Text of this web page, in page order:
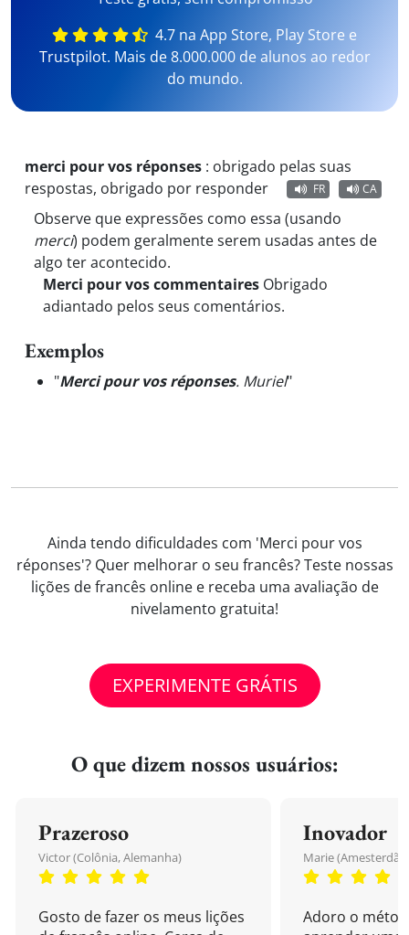
4.7 na App Store, Play Store e
Trustpilot. Mais de 8.000.000 de alunos ao redor
do mundo.
merci pour vos réponses : obrigado pelas suas
respostas, obrigado por responder
FR CA
Observe que expressões como essa (usando
merci) podem geralmente serem usadas antes de
algo ter acontecido.
Merci pour vos commentaires Obrigado
adiantado pelos seus comentários.
Exemplos
"Merci pour vos réponses. Muriel"
Ainda tendo dificuldades com 'Merci pour vos
réponses'? Quer melhorar o seu francês? Teste nossas
lições de francês online e receba uma avaliação de
nivelamento gratuita!
EXPERIMENTE GRÁTIS
O que dizem nossos usuários:
Prazeroso
Victor (Colônia, Alemanha)
Gosto de fazer os meus lições
Inovador
Marie
Adoro o